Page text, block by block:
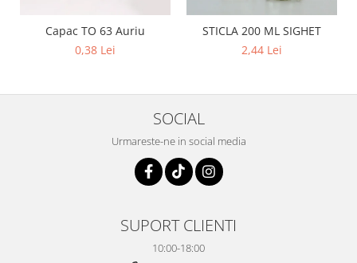
Capac TO 63 Auriu
0,38 Lei
STICLA 200 ML SIGHET
2,44 Lei
SOCIAL
Urmareste-ne in social media
SUPORT CLIENTI
10:00-18:00